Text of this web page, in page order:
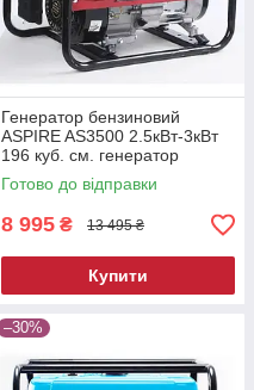
Генератор бензиновий
ASPIRE AS3500 2.5кВт-3кВт
196 куб. см. генератор
бензиновий генератор
бензиновий для дачі
Готово до відправки
8 995 ₴ 13 495 ₴
Купити
–30%